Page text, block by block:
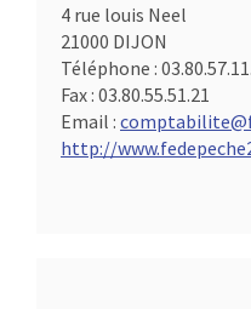
4 rue louis Neel
21000 DIJON
Téléphone :
Fax : 03.80.55.51.21
Email :
http://